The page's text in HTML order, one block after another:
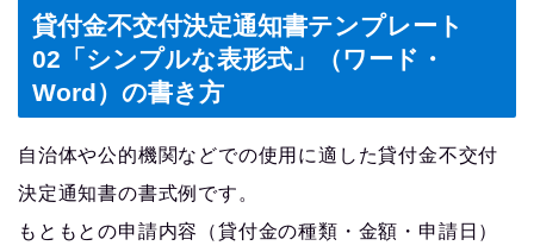
貸付金不交付決定通知書テンプレート
02「シンプルな表形式」（ワード・
Word）の書き方
自治体や公的機関などでの使用に適した貸付金不交付
決定通知書の書式例です。
もともとの申請内容（貸付金の種類・金額・申請日）